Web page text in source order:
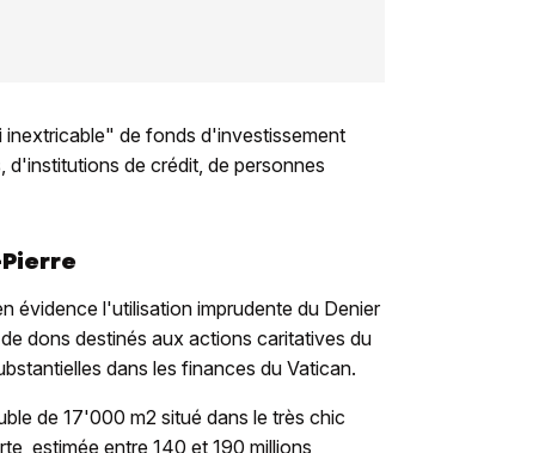
de fonds d'investissement
de crédit, de personnes
évidence l'utilisation imprudente du Denier
dons destinés aux actions caritatives du
dans les finances du Vatican.
de 17'000 m2 situé dans le très chic
estimée entre 140 et 190 millions